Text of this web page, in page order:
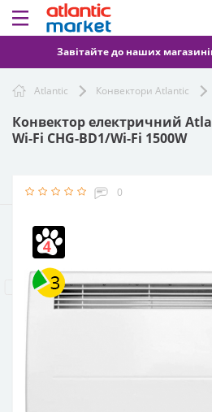
Завітайте до наших
Atlantic Конвектори Atlantic
Конвектор електричний
Wi-Fi CHG-BD1/Wi-Fi 1500W
0